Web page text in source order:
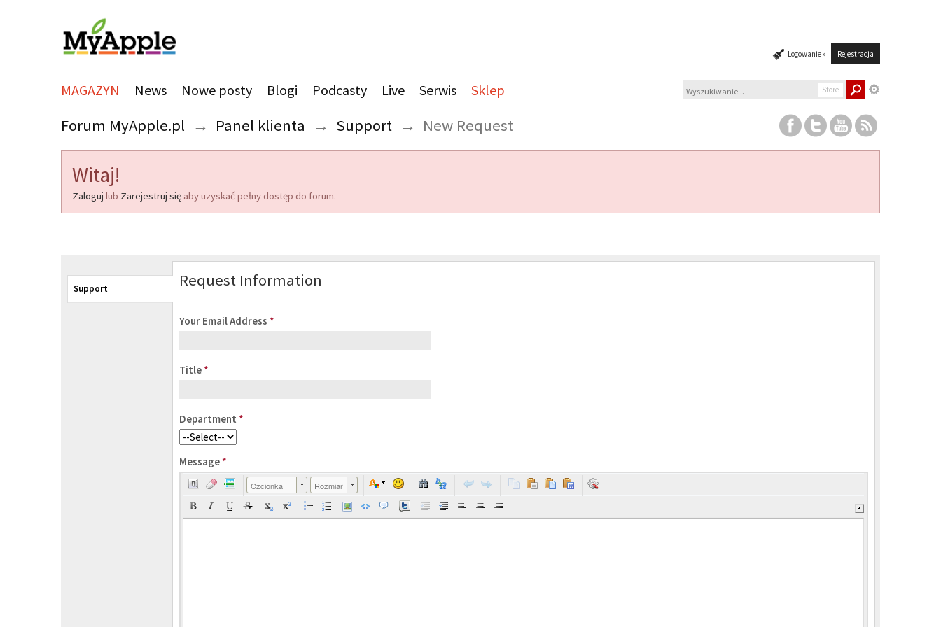
Logowanie » Rejestracja
MAGAZYN News Nowe posty Blogi Podcasty Live Serwis Sklep Store
Forum MyApple.pl → Panel klienta → Support → New Request
Witaj!
Zaloguj lub Zarejestruj się aby uzyskać pełny dostęp do forum.
Support Request Information
Your Email Address *
Title *
Department *
Message *
Czcionka Rozmiar